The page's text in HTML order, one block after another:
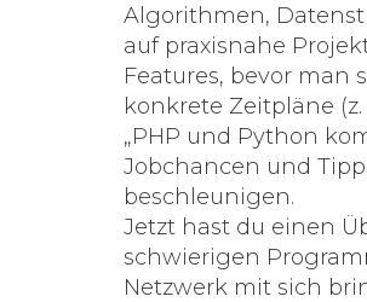
Algorithmen,
auf praxisnahe
Features, bevor
konkrete Zeitpläne
„PHP und Python
Jobchancen und
beschleunigen.
Jetzt hast du einen
schwierigen
Netzwerk mit sich